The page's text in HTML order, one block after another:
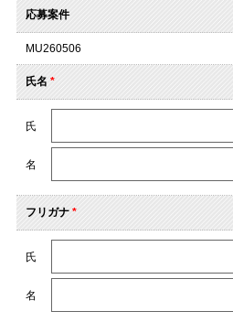
応募案件
MU260506
氏名 *
氏
名
フリガナ*
氏
名